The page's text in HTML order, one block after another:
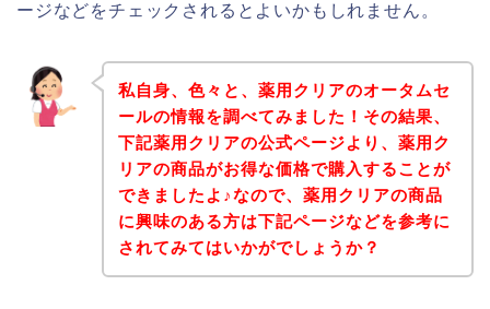
ージなどをチェックされるとよいかもしれません。
私自身、色々と、薬用クリアのオータムセ
ールの情報を調べてみました！その結果、
下記薬用クリアの公式ページより、薬用ク
リアの商品がお得な価格で購入することが
できましたよ♪なので、薬用クリアの商品
に興味のある方は下記ページなどを参考に
されてみてはいかがでしょうか？